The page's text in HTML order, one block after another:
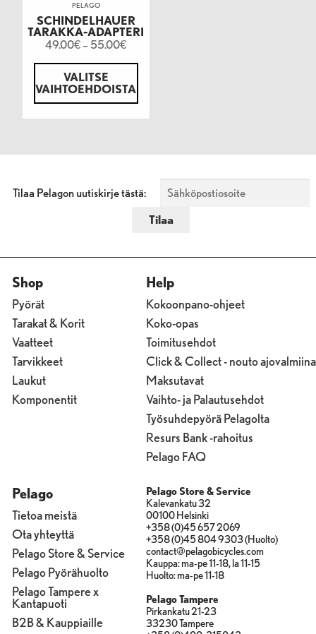
PELAGO
SCHINDELHAUER
TARAKKA-ADAPTERI
49.00€– 55.00€
VALITSE
VAIHTOEHDOISTA
Tilaa Pelagon uutiskirje tästä:
Shop
Pyörät
Tarakat & Korit
Vaatteet
Tarvikkeet
Laukut
Komponentit
Help
Kokoonpano-ohjeet
Koko-opas
Toimitusehdot
Click & Collect - nouto ajovalmiina
Maksutavat
Vaihto- ja Palautusehdot
Työsuhdepyörä Pelagolta
Resurs Bank -rahoitus
Pelago FAQ
Pelago
Tietoa meistä
Ota yhteyttä
Pelago Store & Service
Pelago Pyörähuolto
Pelago Tampere x
Kantapuoti
B2B & Kauppiaille
Pelago Store & Service
Kalevankatu 32
00100 Helsinki
+358 (0)45 657 2069
+358 (0)45 804 9303 (Huolto)
contact@pelagobicycles.com
Kauppa: ma-pe 11-18, la 11-15
Huolto: ma-pe 11-18
Pelago Tampere
Pirkankatu 21-23
33230 Tampere